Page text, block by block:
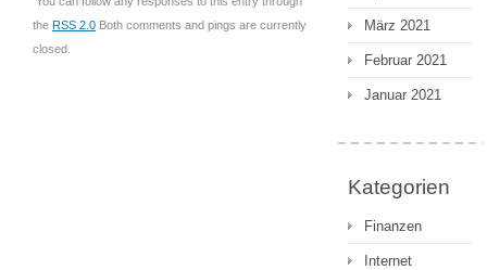
the RSS 2.0 Both comments and pings are currently
closed.
März 2021
Februar 2021
Januar 2021
Kategorien
Finanzen
Internet